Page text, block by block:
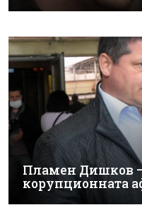
Пламен Дишков –
корупционната